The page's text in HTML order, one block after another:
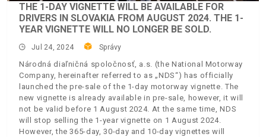
THE 1-DAY VIGNETTE WILL BE AVAILABLE FOR
DRIVERS IN SLOVAKIA FROM AUGUST 2024. THE 1-
YEAR VIGNETTE WILL NO LONGER BE SOLD.
Jul 24, 2024 Správy
Národná diaľničná spoločnosť, a.s. (the National Motorway
Company, hereinafter referred to as „NDS“) has officially
launched the pre-sale of the 1-day motorway vignette. The
new vignette is already available in pre-sale, however, it will
not be valid before 1 August 2024. At the same time, NDS
will stop selling the 1-year vignette on 1 August 2024.
However, the 365-day, 30-day and 10-day vignettes will